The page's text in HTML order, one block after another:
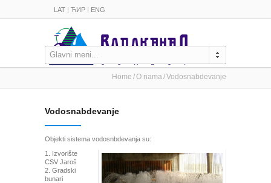
LAT | ЋИР | ENG
Glavni meni...
Home O nama Vodosnabdevanje
Vodosnabdevanje
Objekti sistema vodosnbdevanja su:
1. Izvorište
CSV Jaroš
2. Gradski
bunari